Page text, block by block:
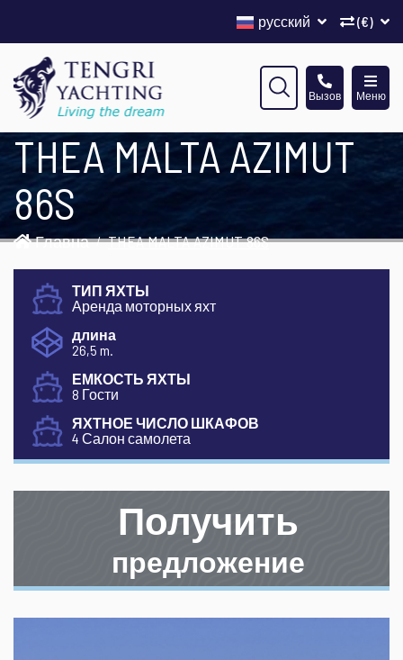
(€)
русский
Меню
Вызов
THEA MALTA AZIMUT
86S
Главна THEA MALTA AZIMUT 86S
ТИП ЯХТЫ
Аренда моторных яхт
длина
26,5 m.
ЕМКОСТЬ ЯХТЫ
8 Гости
ЯХТНОЕ ЧИСЛО ШКАФОВ
4 Салон самолета
Получить
предложение